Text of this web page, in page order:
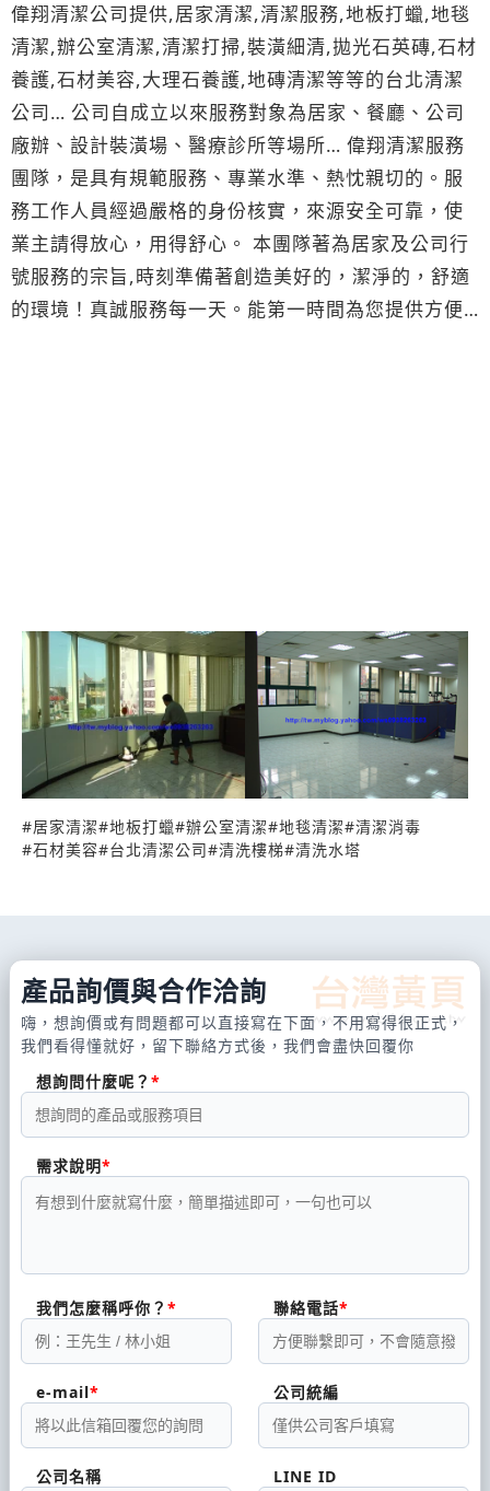
偉翔清潔公司提供,居家清潔,清潔服務,地板打蠟,地毯
清潔,辦公室清潔,清潔打掃,裝潢細清,拋光石英磚,石材
養護,石材美容,大理石養護,地磚清潔等等的台北清潔
公司… 公司自成立以來服務對象為居家、餐廳、公司
廠辦、設計裝潢場、醫療診所等場所… 偉翔清潔服務
團隊，是具有規範服務、專業水準、熱忱親切的。服
務工作人員經過嚴格的身份核實，來源安全可靠，使
業主請得放心，用得舒心。 本團隊著為居家及公司行
號服務的宗旨,時刻準備著創造美好的，潔淨的，舒適
的環境！真誠服務每一天。能第一時間為您提供方便
信箱:ws0938263263@yahoo.com.tw
#居家清潔#地板打蠟#辦公室清潔#地毯清潔#清潔消毒
#石材美容#台北清潔公司#清洗樓梯#清洗水塔
產品詢價與合作洽詢
嗨，想詢價或有問題都可以直接寫在下面，不用寫得很正式，
我們看得懂就好，留下聯絡方式後，我們會盡快回覆你
想詢問什麼呢？
需求說明
我們怎麼稱呼你？ 聯絡電話
e-mail 公司統編
公司名稱 LINE ID